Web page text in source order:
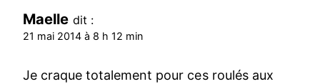
Maelle dit :
21 mai 2014 à 8 h 12 min
Je craque totalement pour ces roulés aux